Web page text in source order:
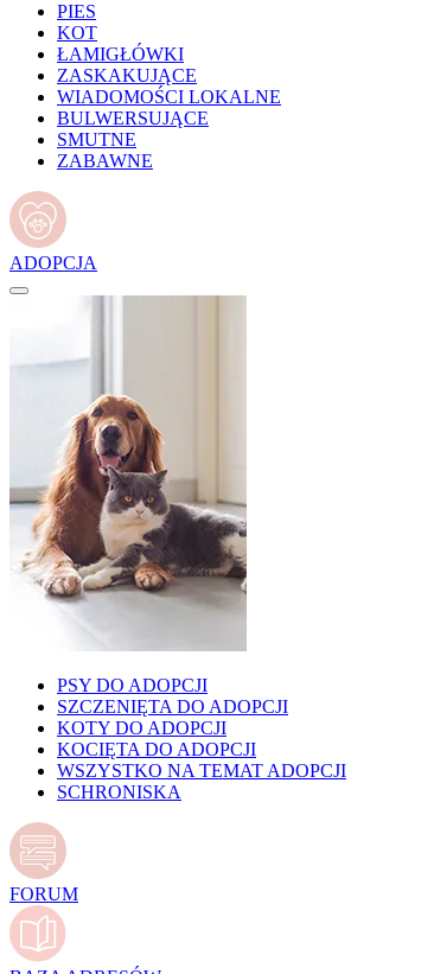
PIES
KOT
ŁAMIGŁÓWKI
ZASKAKUJĄCE
WIADOMOŚCI LOKALNE
BULWERSUJĄCE
SMUTNE
ZABAWNE
ADOPCJA
PSY DO ADOPCJI
SZCZENIĘTA DO ADOPCJI
KOTY DO ADOPCJI
KOCIĘTA DO ADOPCJI
WSZYSTKO NA TEMAT ADOPCJI
SCHRONISKA
FORUM